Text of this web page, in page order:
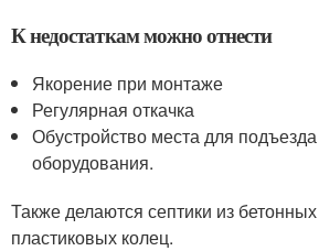
К недостаткам можно отнести
Якорение при монтаже
Регулярная откачка
Обустройство места для подъезда
оборудования.
Также делаются септики из
пластиковых колец.